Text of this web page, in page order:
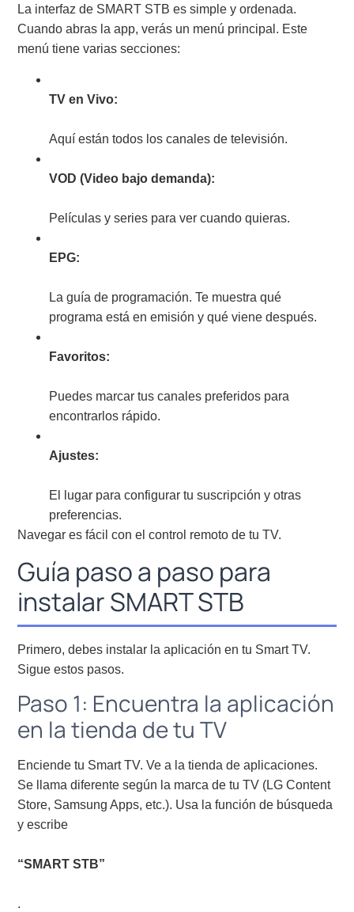
La interfaz de SMART STB es simple y ordenada.
Cuando abras la app, verás un menú principal. Este
menú tiene varias secciones:
TV en Vivo:
Aquí están todos los canales de televisión.
VOD (Video bajo demanda):
Películas y series para ver cuando quieras.
EPG:
La guía de programación. Te muestra qué
programa está en emisión y qué viene después.
Favoritos:
Puedes marcar tus canales preferidos para
encontrarlos rápido.
Ajustes:
El lugar para configurar tu suscripción y otras
preferencias.
Navegar es fácil con el control remoto de tu TV.
Guía paso a paso para
instalar SMART STB
Primero, debes instalar la aplicación en tu Smart TV.
Sigue estos pasos.
Paso 1: Encuentra la aplicación
en la tienda de tu TV
Enciende tu Smart TV. Ve a la tienda de aplicaciones.
Se llama diferente según la marca de tu TV (LG Content
Store, Samsung Apps, etc.). Usa la función de búsqueda
y escribe
“SMART STB”
.